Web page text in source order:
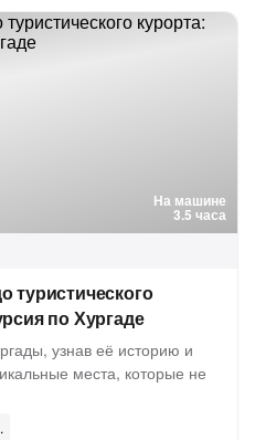
На машине
3.5 часа
туристического
по Хургаде
узнав её историю и
места, которые не